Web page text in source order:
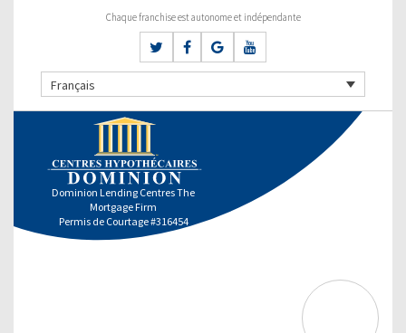
Chaque franchise est autonome et indépendante
Français
Dominion Lending Centres The
Mortgage Firm
Permis de Courtage #316454